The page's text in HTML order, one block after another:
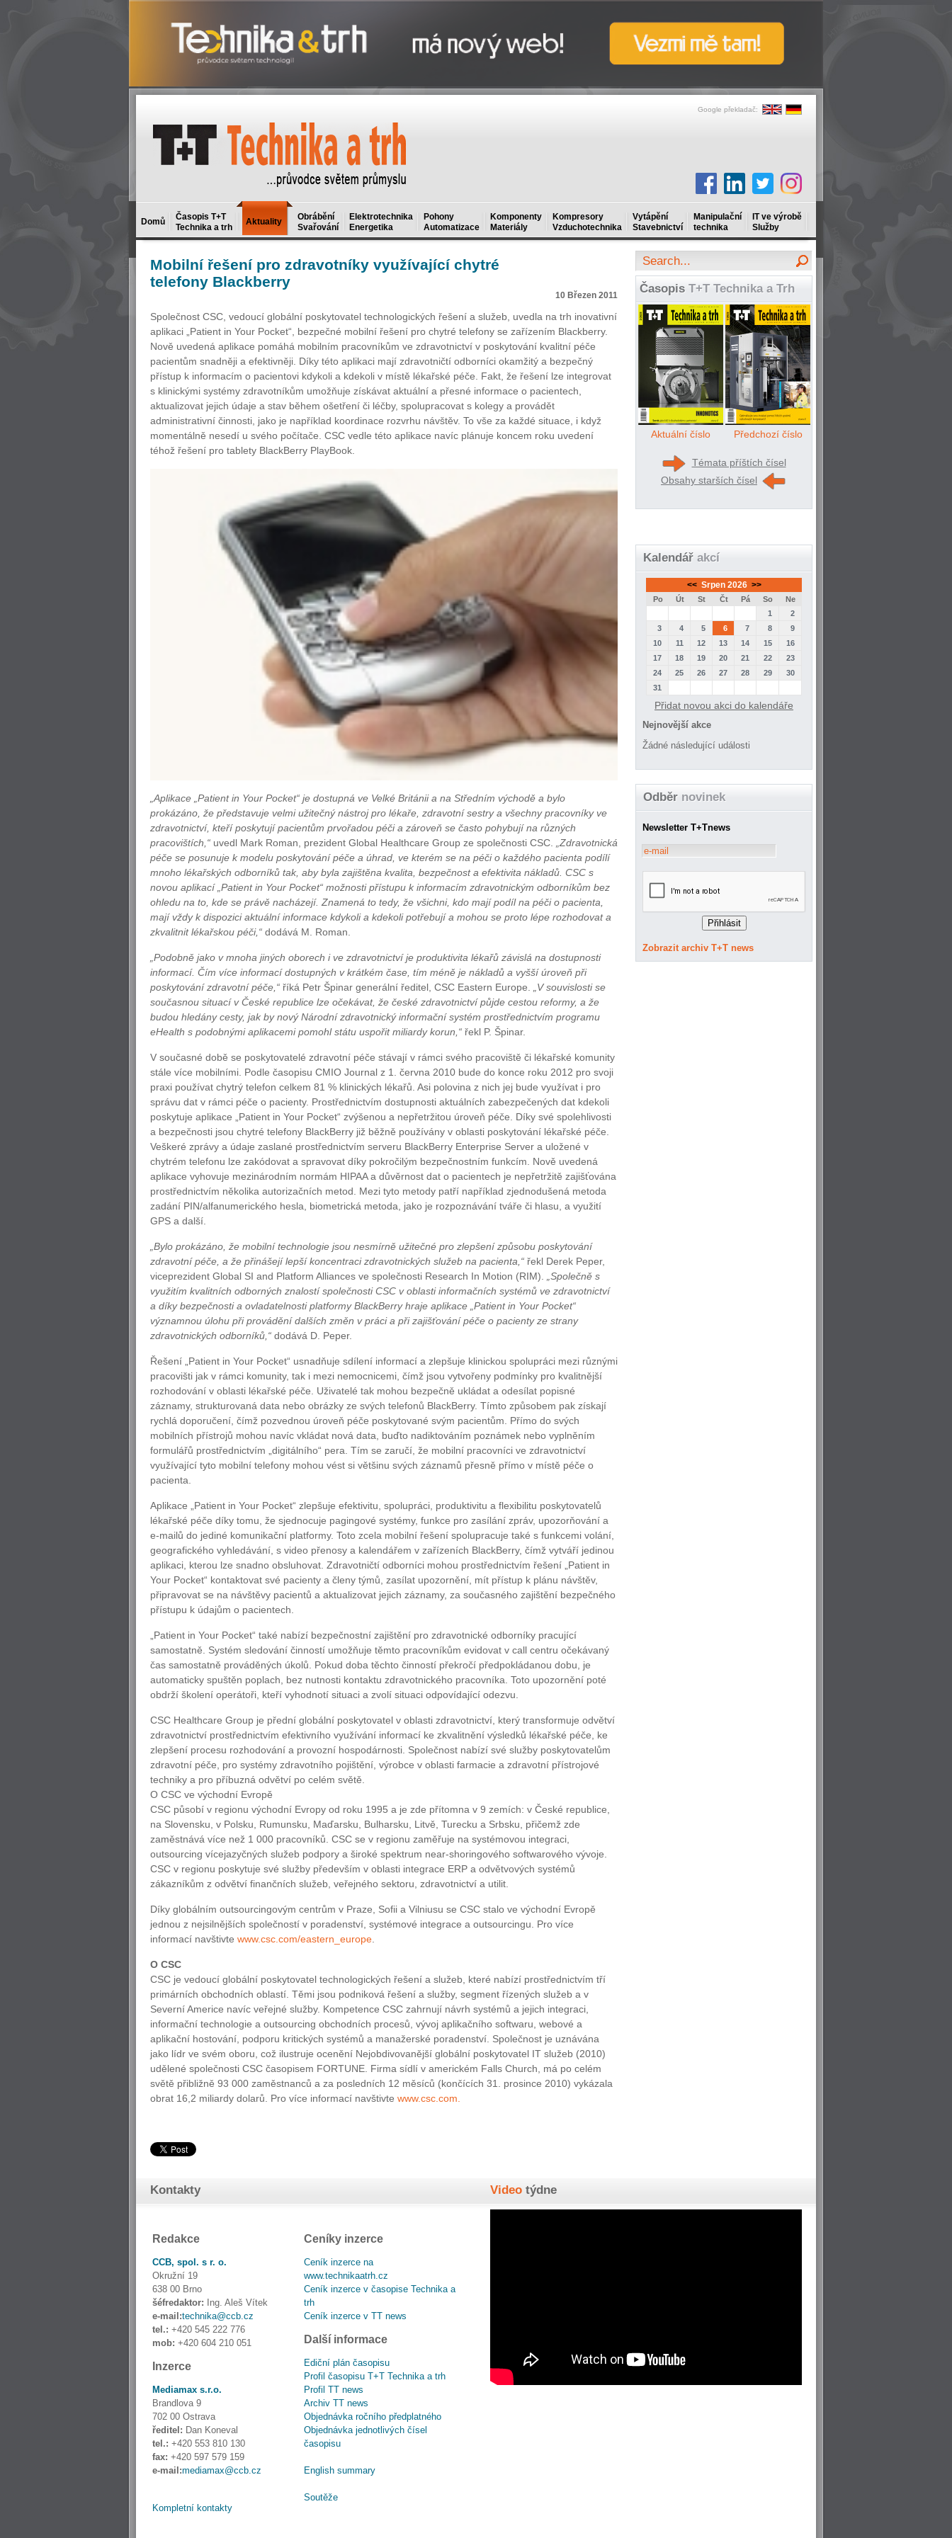
Google překladač:
Domů
Časopis T+T
Technika a trh
Aktuality
Obrábění
Svařování
Elektrotechnika
Energetika
Pohony
Automatizace
Komponenty
Materiály
Kompresory
Vzduchotechnika
Vytápění
Stavebnictví
Manipulační
technika
IT ve výrobě
Služby
Mobilnířešení pro zdravotníky využívající chytré
telefony Blackberry
10 Březen 2011
Společnost CSC, vedoucí globální poskytovatel technologických řešení a služeb, uvedla na trh inovativní
aplikaci „Patient in Your Pocket“, bezpečné mobilní řešení pro chytré telefony se zařízením Blackberry.
Nově uvedená aplikace pomáhá mobilním pracovníkům ve zdravotnictví v poskytování kvalitní péče
pacientům snadněji a efektivněji. Díky této aplikaci mají zdravotničtí odborníci okamžitý a bezpečný
přístup k informacím o pacientovi kdykoli a kdekoli v místě lékařské péče. Fakt, že řešení lze integrovat
s klinickými systémy zdravotníkům umožňuje získávat aktuální a přesné informace o pacientech,
aktualizovat jejich údaje a stav během ošetření či léčby, spolupracovat s kolegy a provádět
administrativní činnosti, jako je například koordinace rozvrhu návštěv. To vše za každé situace, i když
momentálně nesedí u svého počítače. CSC vedle této aplikace navíc plánuje koncem roku uvedení
téhož řešení pro tablety BlackBerry PlayBook.
„Aplikace „Patient in Your Pocket“ je dostupná ve Velké Británii a na Středním východě a bylo
prokázáno, že představuje velmi užitečný nástroj pro lékaře, zdravotní sestry a všechny pracovníky ve
zdravotnictví, kteří poskytují pacientům prvořadou péči a zároveň se často pohybují na různých
pracovištích,“ uvedl Mark Roman, prezident Global Healthcare Group ze společnosti CSC.
„Zdravotnická
péče se posunuje k modelu poskytování péče a úhrad, ve kterém se na péči o každého pacienta podílí
mnoho lékařských odborníků tak, aby byla zajištěna kvalita, bezpečnost a efektivita nákladů. CSC s
novou aplikací „Patient in Your Pocket“ možnosti přístupu k informacím zdravotnickým odborníkům bez
ohledu na to, kde se právě nacházejí. Znamená to tedy, že všichni, kdo mají podíl na péči o pacienta,
mají vždy k dispozici aktuální informace kdykoli a kdekoli potřebují a mohou se proto lépe rozhodovat a
zkvalitnit lékařskou péči,“ dodává M. Roman.
„Podobně jako v mnoha jiných oborech i ve zdravotnictví je produktivita lékařů závislá na dostupnosti
informací. Čím více informací dostupných v krátkém čase, tím méně je nákladů a vyšší úroveň při
poskytování zdravotní péče,“ říká Petr Špinar generální ředitel, CSC Eastern Europe.
„V souvislosti se
současnou situací v České republice lze očekávat, že české zdravotnictví půjde cestou reformy, a že
budou hledány cesty, jak by nový Národní zdravotnický informační systém prostřednictvím programu
eHealth s podobnými aplikacemi pomohl státu uspořit miliardy korun,“ řekl P. Špinar.
V současné době se poskytovatelé zdravotní péče stávají v rámci svého pracoviště či lékařské komunity
stále více mobilními. Podle časopisu CMIO Journal z 1. června 2010 bude do konce roku 2012 pro svoji
praxi používat chytrý telefon celkem 81 % klinických lékařů. Asi polovina z nich jej bude využívat i pro
správu dat v rámci péče o pacienty. Prostřednictvím dostupnosti aktuálních zabezpečených dat kdekoli
poskytuje aplikace „Patient in Your Pocket“ zvýšenou a nepřetržitou úroveň péče. Díky své spolehlivosti
a bezpečnosti jsou chytré telefony BlackBerry již běžně používány v oblasti poskytování lékařské péče.
Veškeré zprávy a údaje zaslané prostřednictvím serveru BlackBerry Enterprise Server a uložené v
chytrém telefonu lze zakódovat a spravovat díky pokročilým bezpečnostním funkcím. Nově uvedená
aplikace vyhovuje mezinárodním normám HIPAA a důvěrnost dat o pacientech je nepřetržitě zajišťována
prostřednictvím několika autorizačních metod. Mezi tyto metody patří například zjednodušená metoda
zadání PIN/alfanumerického hesla, biometrická metoda, jako je rozpoznávání tváře či hlasu, a využití
GPS a další.
„Bylo prokázáno, že mobilní technologie jsou nesmírně užitečné pro zlepšení způsobu poskytování
zdravotní péče, a že přinášejí lepší koncentraci zdravotnických služeb na pacienta,“ řekl Derek Peper,
viceprezident Global SI and Platform Alliances ve společnosti Research In Motion (RIM).
„Společně s
využitím kvalitních odborných znalostí společnosti CSC v oblasti informačních systémů ve zdravotnictví
a díky bezpečnosti a ovladatelnosti platformy BlackBerry hraje aplikace „Patient in Your Pocket“
významnou úlohu při provádění dalších změn v práci a při zajišťování péče o pacienty ze strany
zdravotnických odborníků,“ dodává D. Peper.
Řešení „Patient in Your Pocket“ usnadňuje sdílení informací a zlepšuje klinickou spolupráci mezi různými
pracovišti jak v rámci komunity, tak i mezi nemocnicemi, čímž jsou vytvořeny podmínky pro kvalitnější
rozhodování v oblasti lékařské péče. Uživatelé tak mohou bezpečně ukládat a odesílat popisné
záznamy, strukturovaná data nebo obrázky ze svých telefonů BlackBerry. Tímto způsobem pak získají
rychlá doporučení, čímž pozvednou úroveň péče poskytované svým pacientům. Přímo do svých
mobilních přístrojů mohou navíc vkládat nová data, buďto nadiktováním poznámek nebo vyplněním
formulářů prostřednictvím „digitálního“ pera. Tím se zaručí, že mobilní pracovníci ve zdravotnictví
využívající tyto mobilní telefony mohou vést si většinu svých záznamů přesně přímo v místě péče o
pacienta.
Aplikace „Patient in Your Pocket“ zlepšuje efektivitu, spolupráci, produktivitu a flexibilitu poskytovatelů
lékařské péče díky tomu, že sjednocuje pagingové systémy, funkce pro zasílání zpráv, upozorňování a
e-mailů do jediné komunikační platformy. Toto zcela mobilní řešení spolupracuje také s funkcemi volání,
geografického vyhledávání, s video přenosy a kalendářem v zařízeních BlackBerry, čímž vytváří jedinou
aplikaci, kterou lze snadno obsluhovat. Zdravotničtí odborníci mohou prostřednictvím řešení „Patient in
Your Pocket“ kontaktovat své pacienty a členy týmů, zasílat upozornění, mít přístup k plánu návštěv,
připravovat se na návštěvy pacientů a aktualizovat jejich záznamy, za současného zajištění bezpečného
přístupu k údajům o pacientech.
„Patient in Your Pocket“ také nabízí bezpečnostní zajištění pro zdravotnické odborníky pracující
samostatně. Systém sledování činností umožňuje těmto pracovníkům evidovat v call centru očekávaný
čas samostatně prováděných úkolů. Pokud doba těchto činností překročí předpokládanou dobu, je
automaticky spuštěn poplach, bez nutnosti kontaktu zdravotnického pracovníka. Toto upozornění poté
obdrží školení operátoři, kteří vyhodnotí situaci a zvolí situaci odpovídající odezvu.
CSC Healthcare Group je přední globální poskytovatel v oblasti zdravotnictví, který transformuje odvětví
zdravotnictví prostřednictvím efektivního využívání informací ke zkvalitnění výsledků lékařské péče, ke
zlepšení procesu rozhodování a provozní hospodárnosti. Společnost nabízí své služby poskytovatelům
zdravotní péče, pro systémy zdravotního pojištění, výrobce v oblasti farmacie a zdravotní přístrojové
techniky a pro příbuzná odvětví po celém světě.
O CSC ve východní Evropě
CSC působí v regionu východní Evropy od roku 1995 a je zde přítomna v 9 zemích: v České republice,
na Slovensku, v Polsku, Rumunsku, Maďarsku, Bulharsku, Litvě, Turecku a Srbsku, přičemž zde
zaměstnává více než 1 000 pracovníků. CSC se v regionu zaměřuje na systémovou integraci,
outsourcing vícejazyčných služeb podpory a široké spektrum near-shoringového softwarového vývoje.
CSC v regionu poskytuje své služby především v oblasti integrace ERP a odvětvových systémů
zákazníkům z odvětví finančních služeb, veřejného sektoru, zdravotnictví a utilit.
Díky globálním outsourcingovým centrům v Praze, Sofii a Vilniusu se CSC stalo ve východní Evropě
jednou z nejsilnějších společností v poradenství, systémové integrace a outsourcingu. Pro více
informací navštivte www.csc.com/eastern_europe
O CSC
CSC je vedoucí globální poskytovatel technologických řešení a služeb, které nabízí prostřednictvím tří
primárních obchodních oblastí. Těmi jsou podniková řešení a služby, segment řízených služeb a v
Severní Americe navíc veřejné služby. Kompetence CSC zahrnují návrh systémů a jejich integraci,
informační technologie a outsourcing obchodních procesů, vývoj aplikačního softwaru, webové a
aplikační hostování, podporu kritických systémů a manažerské poradenství. Společnost je uznávána
jako lídr ve svém oboru, což ilustruje ocenění Nejobdivovanější globální poskytovatel IT služeb (2010)
udělené společnosti CSC časopisem FORTUNE. Firma sídlí v americkém Falls Church, má po celém
světě přibližně 93 000 zaměstnanců a za posledních 12 měsíců (končících 31. prosince 2010) vykázala
obrat 16,2 miliardy dolarů. Pro více informací navštivte www.csc.com.
Časopis T+T Technika a Trh
Aktuální číslo Předchozí číslo
Témata příštích čísel
Obsahy starších čísel
Kalendář akcí
<< Srpen 2026 >>
Po Út St Čt Pá So
Ne
1
2
3
4 5 6 7 8
9
10
11 12 13 14 15
16
17
18 19 20 21 22
23
24
25 26 27 28 29
30
31
Přidat novou akci do kalendáře
Nejnovější akce
Žádné následující události
Odběr novinek
Newsletter T+Tnews
Zobrazit archiv T+T news
Kontakty
Redakce
CCB, spol. s r. o.
Okružní 19
638 00 Brno
šéfredaktor: Ing. Aleš Vítek
e-mail:technika@ccb.cz
tel.: +420 545 222 776
mob: +420 604 210 051
Inzerce
Mediamax s.r.o.
Brandlova 9
702 00 Ostrava
ředitel: Dan Koneval
tel.: +420 553 810 130
fax: +420 597 579 159
e-mail:mediamax@ccb.cz
Kompletní kontakty
Ceníky inzerce
Ceník inzerce na
www.technikaatrh.cz
Ceník inzerce v časopise Technika a
trh
Ceník inzerce v TT news
Další informace
Ediční plán časopisu
Profil časopisu T+T Technika a trh
Profil TT news
Archiv TT news
Objednávka ročního předplatného
Objednávka jednotlivých čísel
časopisu
English summary
Soutěže
Video týdne